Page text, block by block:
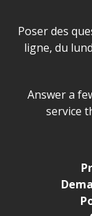
Poser des
ligne, du
Answer a
service